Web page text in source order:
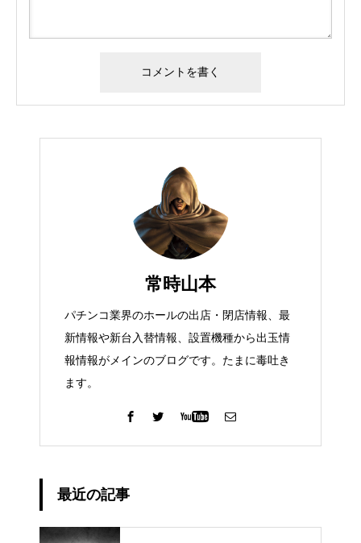
常時山本
パチンコ業界のホールの出店・閉店情報、最
新情報や新台入替情報、設置機種から出玉情
報情報がメインのブログです。たまに毒吐き
ます。
最近の記事